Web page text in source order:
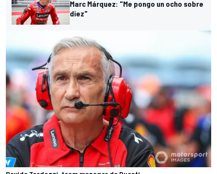
Marc Márquez: "Me pongo un ocho sobre
diez"